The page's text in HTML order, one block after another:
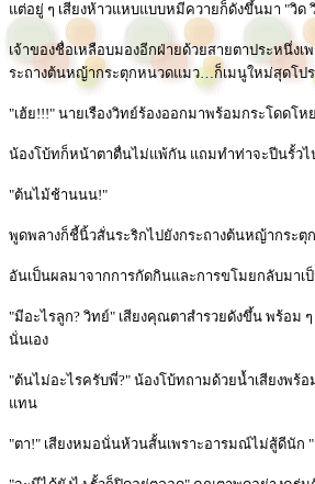
แต่อยู่ ๆ เสียงห้าวแหบแบบหมีควายก็ดังขึ้นมา "วิด วิ
เจ้าของชื่อเหลือบมองอีกฝ่ายด้วยสายตาประหนึ่ง
ระถางต้นหญ้ากระตุกหนวดแมว…ก็เมนูใหม่สุดโป
"เฮ้ย!!!" นายเรืองวิทย์ร้องออกมาพร้อมกระโดดโ
น้องโบ้ทก็หน้าตาตื่นไม่แพ้กัน แถมทำท่าจะปีนรั้วไ
"ต้นไม้ช้านนน!"
พูดพลางก็ชี้นิ้วสั่นระริกไปยังกระถางต้นหญ้ากระตุ
อันเป็นผลมาจากการกัดกินและการขโมยกลับมาเ
"มีอะไรลูก? วิทย์" เสียงคุณตาสำรวยดังขึ้น พร้อม
นั่นเอง
"ต้นไม่อะไรครับพี่?" น้องโบ้ทถามด้วยน้ำเสียงพ
แทน
"ตา!" เสียงหมอนั่นห้วนสั้นเพราะอารมณ์ไม่สู้ดีนัก